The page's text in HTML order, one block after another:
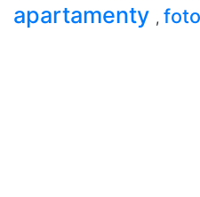
apartamenty ,